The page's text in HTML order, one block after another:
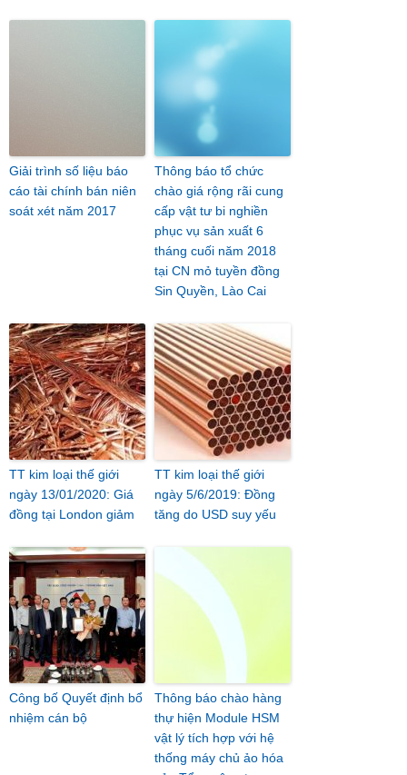
Giải trình số liệu báo
cáo tài chính bán niên
soát xét năm 2017
Thông báo tổ chức
chào giá rộng rãi cung
cấp vật tư bi nghiền
phục vụ sản xuất 6
tháng cuối năm 2018
tại CN mỏ tuyền đồng
Sin Quyền, Lào Cai
TT kim loại thế giới
ngày 13/01/2020: Giá
đồng tại London giảm
TT kim loại thế giới
ngày 5/6/2019: Đồng
tăng do USD suy yếu
Công bố Quyết định bổ
nhiệm cán bộ
Thông báo chào hàng
thự hiện Module HSM
vật lý tích hợp với hệ
thống máy chủ ảo hóa